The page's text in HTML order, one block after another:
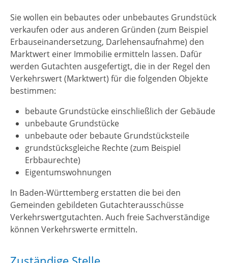
Sie wollen ein bebautes oder unbebautes Grundstück
verkaufen oder aus anderen Gründen (zum Beispiel
Erbauseinandersetzung, Darlehensaufnahme) den
Marktwert einer Immobilie ermitteln lassen. Dafür
werden Gutachten ausgefertigt, die in der Regel den
Verkehrswert (Marktwert) für die folgenden Objekte
bestimmen:
bebaute Grundstücke einschließlich der Gebäude
unbebaute Grundstücke
unbebaute oder bebaute Grundstücksteile
grundstücksgleiche Rechte(zum Beispiel
Erbbaurechte)
Eigentumswohnungen
In Baden-Württemberg erstatten die bei den
Gemeinden gebildeten Gutachterausschüsse
Verkehrswertgutachten. Auch freie Sachverständige
können Verkehrswerte ermitteln.